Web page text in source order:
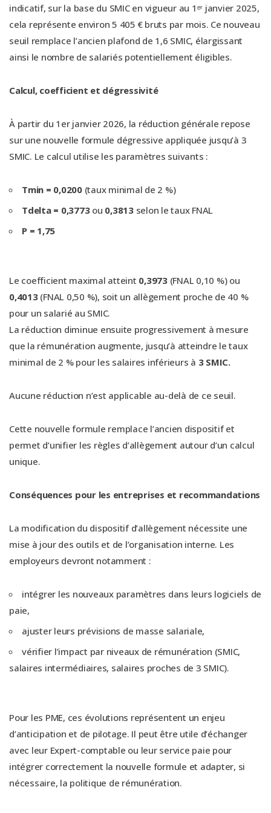
indicatif, sur la base du SMIC en vigueur au 1ᵉʳ janvier 2025,
cela représente environ 5 405 € bruts par mois. Ce nouveau
seuil remplace l’ancien plafond de 1,6 SMIC, élargissant
ainsi le nombre de salariés potentiellement éligibles.
Calcul, coefficient et dégressivité
À partir du 1er janvier 2026, la réduction générale repose
sur une nouvelle formule dégressive appliquée jusqu’à 3
SMIC. Le calcul utilise les paramètres suivants :
Tmin = 0,0200(taux minimal de 2 %)
Tdelta = 0,3773ou 0,3813selon le taux FNAL
P = 1,75
Le coefficient maximal atteint 0,3973(FNAL 0,10 %) ou
0,4013(FNAL 0,50 %), soit un allègement proche de 40 %
pour un salarié au SMIC.
La réduction diminue ensuite progressivement à mesure
que la rémunération augmente, jusqu’à atteindre le taux
minimal de 2 % pour les salaires inférieurs à 3 SMIC.
Aucune réduction n’est applicable au-delà de ce seuil.
Cette nouvelle formule remplace l’ancien dispositif et
permet d’unifier les règles d’allègement autour d’un calcul
unique.
Conséquences pour les entreprises et recommandations
La modification du dispositif d’allègement nécessite une
mise à jour des outils et de l’organisation interne. Les
employeurs devront notamment :
intégrer les nouveaux paramètres dans leurs logiciels de
paie,
ajuster leurs prévisions de masse salariale,
vérifier l’impact par niveaux de rémunération (SMIC,
salaires intermédiaires, salaires proches de 3 SMIC).
Pour les PME, ces évolutions représentent un enjeu
d’anticipation et de pilotage. Il peut être utile d’échanger
avec leur Expert-comptable ou leur service paie pour
intégrer correctement la nouvelle formule et adapter, si
nécessaire, la politique de rémunération.